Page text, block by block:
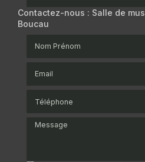
Contactez-nous : Salle de
Boucau
Message